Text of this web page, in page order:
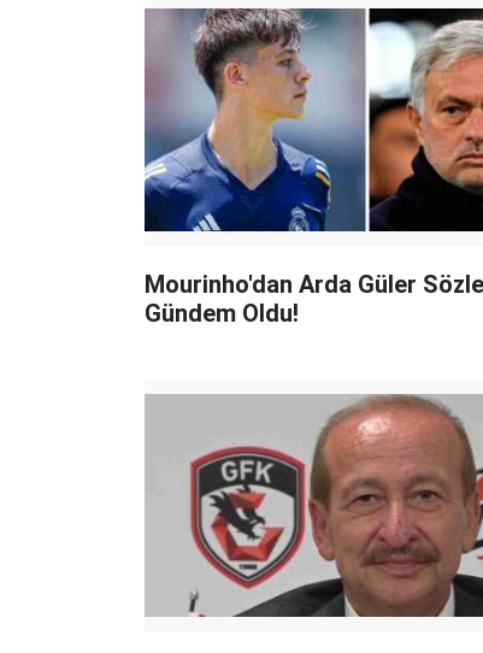
Mourinho'dan Arda Güler
Gündem Oldu!